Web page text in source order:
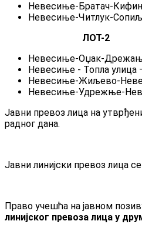
Невесиње-Братач-
Невесиње-Читлук-
ЛОТ-2
Невесиње-Оџак-
Невесиње - Топла улица
Невесиње-Жиљево-
Невесиње-Удрежње-
Јавни превоз лица на
радног дана.
Јавни линијски превоз лица
Право учешћа на јавном
линијског превоза лица у